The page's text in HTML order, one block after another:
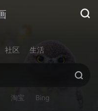
社区 生活
淘宝 Bing